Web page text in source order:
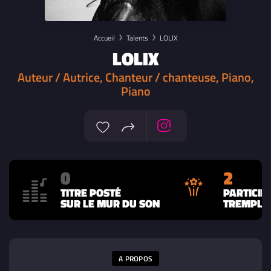
Accueil Talents LOLIX
LOLIX
Auteur / Autrice, Chanteur / chanteuse, Piano,
Piano
0
TITRE POSTÉ
SUR LE MUR DU SON
2
A PROPOS